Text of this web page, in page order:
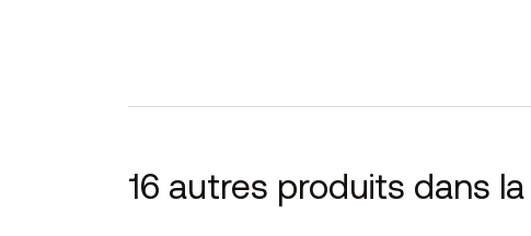
16 autres produits dans